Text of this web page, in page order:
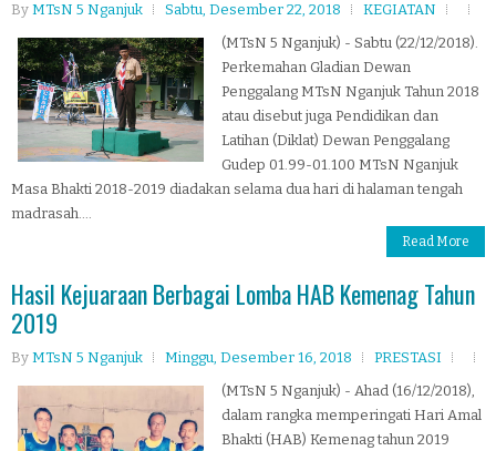
By MTsN 5 Nganjuk Sabtu, Desember 22, 2018
KEGIATAN
(MTsN 5 Nganjuk) - Sabtu (22/12/2018).
Perkemahan Gladian Dewan
Penggalang MTsN Nganjuk Tahun 2018
atau disebut juga Pendidikan dan
Latihan (Diklat) Dewan Penggalang
Gudep 01.99-01.100 MTsN Nganjuk
Masa Bhakti 2018-2019 diadakan selama dua hari di halaman tengah
madrasah....
Read More
Hasil Kejuaraan Berbagai Lomba HAB Kemenag Tahun
2019
By MTsN 5 Nganjuk Minggu, Desember 16, 2018
PRESTASI
(MTsN 5 Nganjuk) - Ahad (16/12/2018),
dalam rangka memperingati Hari Amal
Bhakti (HAB) Kemenag tahun 2019